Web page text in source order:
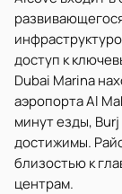
доступ к
Dubai Marina
аэропорта Al
минут езды,
достижимы.
близостью к
центрам.